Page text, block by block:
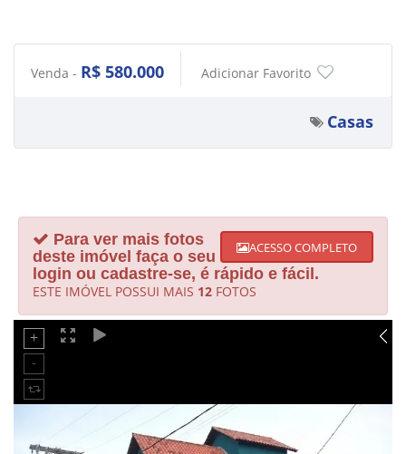
Venda - R$ 580.000 Adicionar Favorito
Casas
ACESSO COMPLETO
Para ver mais fotos
deste imóvel faça o seu
login ou cadastre-se, é rápido e fácil.
ESTE IMÓVEL POSSUI MAIS 12 FOTOS